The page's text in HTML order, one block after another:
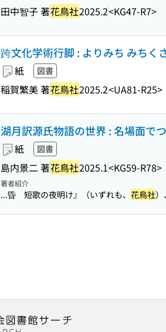
田中智子 著花鳥社2025.2<KG47-R7>
跨文化学術行脚 : よりみち みち
紙 図書
稲賀繁美 著花鳥社2025.2<UA81-R25>
湖月訳源氏物語の世界 : 名場面で
紙 図書
島内景二 著花鳥社2025.1<KG59-R78>
著者紹介
...昏 短歌の夜明け』（いずれも、 花鳥社）